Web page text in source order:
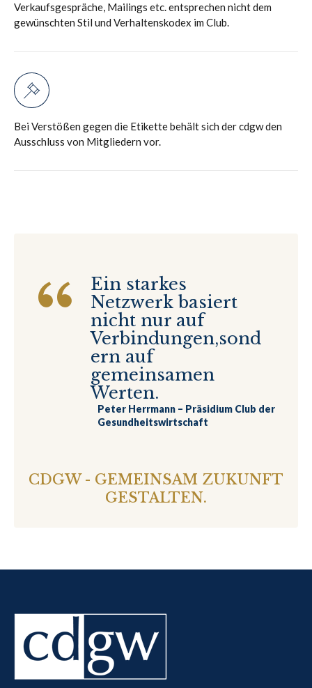
Verkaufsgespräche, Mailings etc. entsprechen nicht dem
gewünschten Stil und Verhaltenskodex im Club.
Bei Verstößen gegen die Etikette behält sich der cdgw den
Ausschluss von Mitgliedern vor.
Ein starkes
Netzwerk basiert
nicht nur auf
Verbindungen,sond
ern auf
gemeinsamen
Werten.
Peter Herrmann – Präsidium Club der
Gesundheitswirtschaft
CDGW - GEMEINSAM ZUKUNFT
GESTALTEN.